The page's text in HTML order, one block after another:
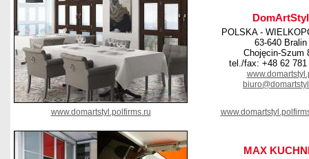
DomArtStyl
POLSKA -
63-640 Bralin
Chojęcin-Szum
tel./fax: +48 62 781
www.domartstyl.polfirms.ru
MAX